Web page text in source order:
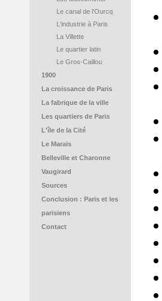
Le canal de l'Ourcq
L'industrie à Paris
La Villette
Le quartier latin
Le Gros-Caillou
1900
La croissance de Paris
La fabrique de la ville
Les quartiers de Paris
L'île de la Cité
Le Marais
Belleville et Charonne
Vaugirard
Sources
Conclusion : Paris et les
parisiens
Contact